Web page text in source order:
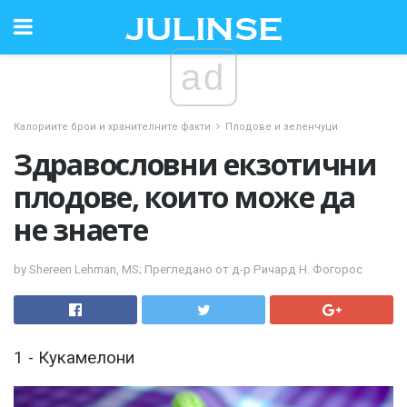
ad
Калориите брои и хранителните факти Плодове и зеленчуци
Здравословни екзотични
плодове, които може да
не знаете
by Shereen Lehman, MS; Прегледано от д-р Ричард Н. Фогорос
1 - Кукамелони